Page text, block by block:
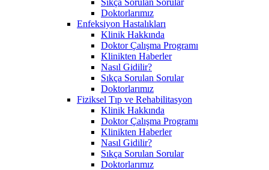
Doktorlarımız
Enfeksiyon Hastalıkları
Klinik Hakkında
Doktor Çalışma Programı
Klinikten Haberler
Nasıl Gidilir?
Sıkça Sorulan Sorular
Doktorlarımız
Fiziksel Tıp ve Rehabilitasyon
Klinik Hakkında
Doktor Çalışma Programı
Klinikten Haberler
Nasıl Gidilir?
Sıkça Sorulan Sorular
Doktorlarımız